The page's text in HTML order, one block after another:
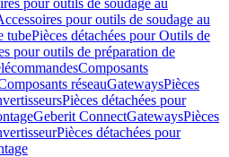
pour outils de soudage au
pour outils de soudage au
tubePièces détachées pour Outils de
pour outils de préparation de
Composants
réseauGatewaysPièces
Pièces détachées pour
Geberit ConnectGatewaysPièces
Pièces détachées pour